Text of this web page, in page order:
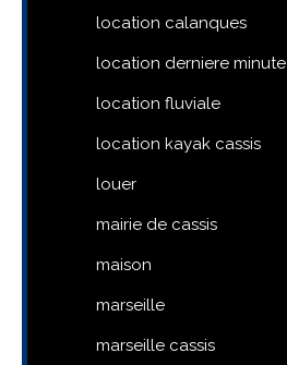
location calanques
location derniere minute
location fluviale
location kayak cassis
louer
mairie de cassis
maison
marseille
marseille cassis